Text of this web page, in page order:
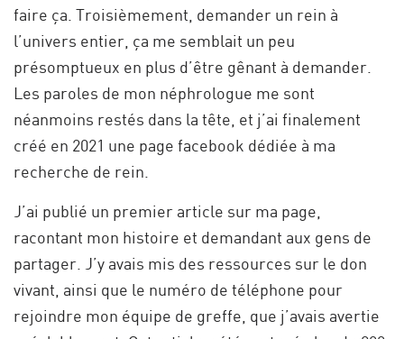
faire ça. Troisièmement, demander un rein à
l’univers entier, ça me semblait un peu
présomptueux en plus d’être gênant à demander.
Les paroles de mon néphrologue me sont
néanmoins restés dans la tête, et j’ai finalement
créé en 2021 une page facebook dédiée à ma
recherche de rein.
J’ai publié un premier article sur ma page,
racontant mon histoire et demandant aux gens de
partager. J’y avais mis des ressources sur le don
vivant, ainsi que le numéro de téléphone pour
rejoindre mon équipe de greffe, que j’avais avertie